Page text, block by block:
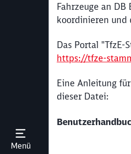
MenüMenü öffnen
Fahrzeuge an
koordinieren und
Das Portal
https://tfze-
Eine Anleitung
dieser Datei: